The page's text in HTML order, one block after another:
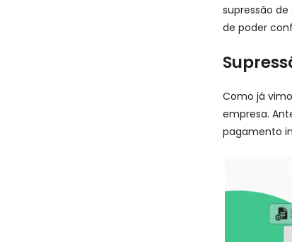
supressão
de poder
Como já
empresa.
pagamento